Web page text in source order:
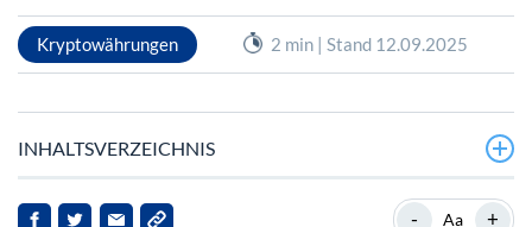
Kryptowährungen 2 min | Stand 12.09.2025
INHALTSVERZEICHNIS
Aufwärtsgerichtete Signale und Marktdynamik
- Aa +